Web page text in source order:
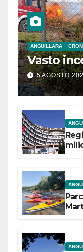
ANGUILLARA
Vasto
5 AGOSTO